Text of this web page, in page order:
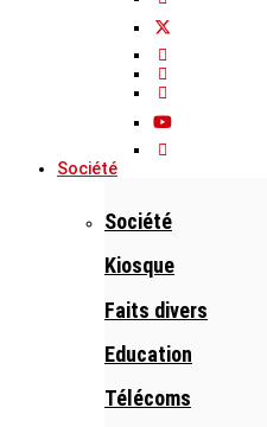
Société
Société
Kiosque
Faits divers
Education
Télécoms